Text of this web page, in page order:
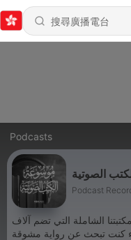
Podcasts
الصوتية
Podcast
الشاملة التي تضم آلاف
كنت تبحث عن رواية مشوقة